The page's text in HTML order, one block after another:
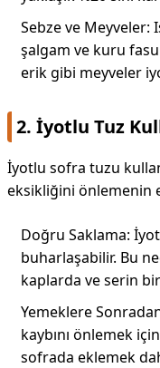
Sebze ve Meyveler:
şalgam ve kuru
erik gibi meyveler
2. İyotlu Tuz
İyotlu sofra tuzu
eksikliğini önlemenin
Doğru Saklama:
buharlaşabilir. Bu
kaplarda ve serin bir
Yemeklere
kaybını önlemek
sofrada eklemek